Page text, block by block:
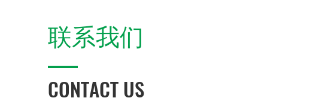
联系我们
CONTACT US